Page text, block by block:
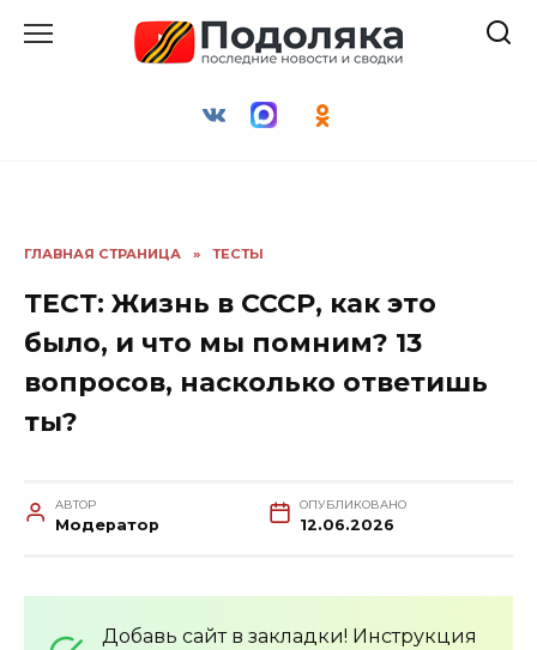
ГЛАВНАЯ СТРАНИЦА » ТЕСТЫ
ТЕСТ: Жизнь в СССР, как это
было, и что мы помним? 13
вопросов, насколько ответишь
ты?
АВТОР
Модератор
ОПУБЛИКОВАНО
12.06.2026
Добавь сайт в закладки! Инструкция